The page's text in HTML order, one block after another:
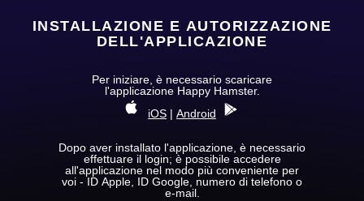
Per iniziare, è necessario scaricare
l'applicazione Happy Hamster.
iOS | Android
Dopo aver installato l'applicazione, è necessario
effettuare il login; è possibile accedere
all'applicazione nel modo più conveniente per
voi - ID Apple, ID Google, numero di telefono o
e-mail.
INSTALLAZIONE E AUTORIZZAZIONE
DELL'APPLICAZIONE